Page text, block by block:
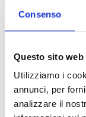
Consenso
Questo sito
Utilizziamo i
annunci, per
analizzare il